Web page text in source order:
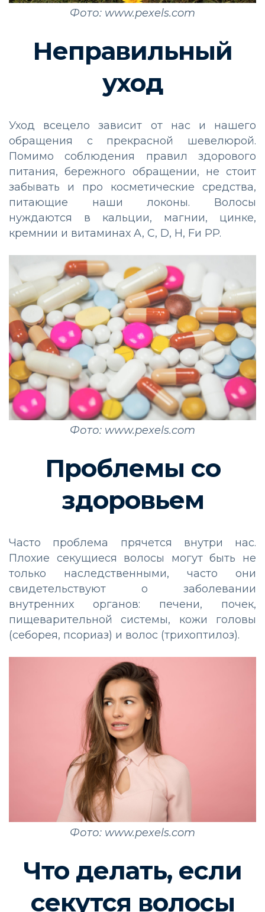
Фото: www.pexels.com
Неправильный
уход
Уход всецело зависит от нас и нашего
обращения с прекрасной шевелюрой.
Помимо соблюдения правил здорового
питания, бережного обращении, не стоит
забывать и про косметические средства,
питающие наши локоны. Волосы
нуждаются в кальции, магнии, цинке,
кремнии и витаминах A, C, D, H, Fи PP.
Фото: www.pexels.com
Проблемы со
здоровьем
Часто проблема прячется внутри нас.
Плохие секущиеся волосы могут быть не
только наследственными, часто они
свидетельствуют о заболевании
внутренних органов: печени, почек,
пищеварительной системы, кожи головы
(себорея, псориаз) и волос (трихоптилоз).
Фото: www.pexels.com
Что делать, если
секутся волосы